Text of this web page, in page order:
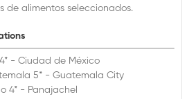
de alimentos seleccionados.
- Ciudad de México
5* - Guatemala City
4* - Panajachel